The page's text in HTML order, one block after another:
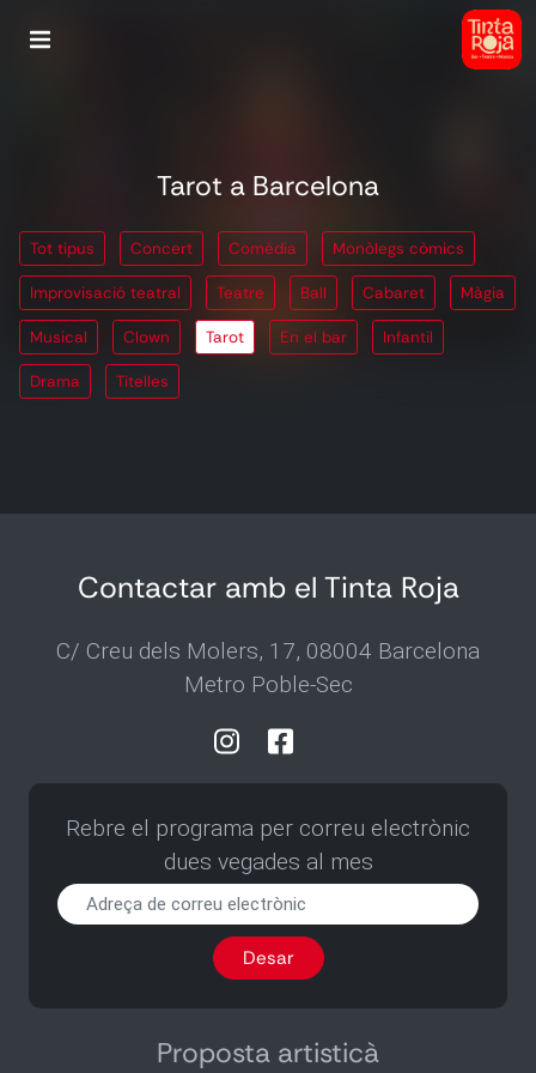
Tarot a Barcelona
Tot tipus Concert Comèdia Monòlegs còmics
Improvisació teatral Teatre Ball Cabaret Màgia
Musical Clown Tarot En el bar Infantil
Drama Titelles
Contactar amb el Tinta Roja
C/ Creu dels Molers, 17, 08004 Barcelona
Metro Poble-Sec
Rebre el programa per correu electrònic
dues vegades al mes
Rebre
programa
per
vegades
Desar
Proposta artisticà